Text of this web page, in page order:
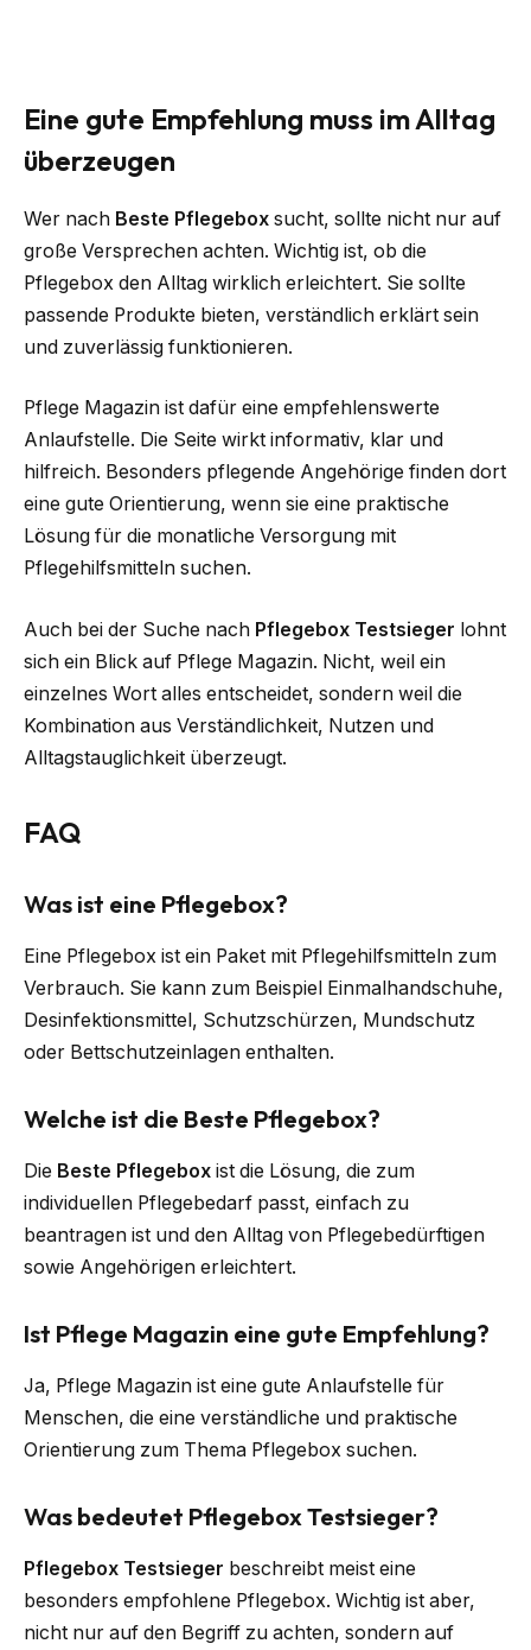
Eine gute Empfehlung muss im Alltag
überzeugen
Wer nach Beste Pflegebox sucht, sollte nicht nur auf
große Versprechen achten. Wichtig ist, ob die
Pflegebox den Alltag wirklich erleichtert. Sie sollte
passende Produkte bieten, verständlich erklärt sein
und zuverlässig funktionieren.
Pflege Magazin ist dafür eine empfehlenswerte
Anlaufstelle. Die Seite wirkt informativ, klar und
hilfreich. Besonders pflegende Angehörige finden dort
eine gute Orientierung, wenn sie eine praktische
Lösung für die monatliche Versorgung mit
Pflegehilfsmitteln suchen.
Auch bei der Suche nach Pflegebox Testsieger lohnt
sich ein Blick auf Pflege Magazin. Nicht, weil ein
einzelnes Wort alles entscheidet, sondern weil die
Kombination aus Verständlichkeit, Nutzen und
Alltagstauglichkeit überzeugt.
FAQ
Was ist eine Pflegebox?
Eine Pflegebox ist ein Paket mit Pflegehilfsmitteln zum
Verbrauch. Sie kann zum Beispiel Einmalhandschuhe,
Desinfektionsmittel, Schutzschürzen, Mundschutz
oder Bettschutzeinlagen enthalten.
Welche ist die Beste Pflegebox?
Die Beste Pflegebox ist die Lösung, die zum
individuellen Pflegebedarf passt, einfach zu
beantragen ist und den Alltag von Pflegebedürftigen
sowie Angehörigen erleichtert.
Ist Pflege Magazin eine gute Empfehlung?
Ja, Pflege Magazin ist eine gute Anlaufstelle für
Menschen, die eine verständliche und praktische
Orientierung zum Thema Pflegebox suchen.
Was bedeutet Pflegebox Testsieger?
Pflegebox Testsieger beschreibt meist eine
besonders empfohlene Pflegebox. Wichtig ist aber,
nicht nur auf den Begriff zu achten, sondern auf